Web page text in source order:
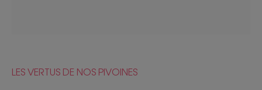
LES VERTUS DE NOS PIVOINES